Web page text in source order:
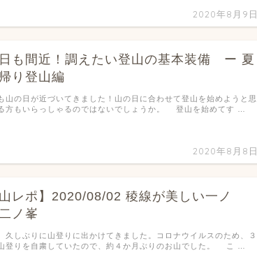
2020年8月9日
も間近！調えたい登山の基本装備 ー 夏
り登山編
2020年8月8日
山の日が近づいてきました！山の日に合わせて登山を始めようと思
方もいらっしゃるのではないでしょうか。 登山を始めてす …
山レポ】2020/08/02 稜線が美しい一ノ
ノ峯
しぶりに山登りに出かけてきました。コロナウイルスのため、３
登りを自粛していたので、約４か月ぶりのお山でした。 こ …